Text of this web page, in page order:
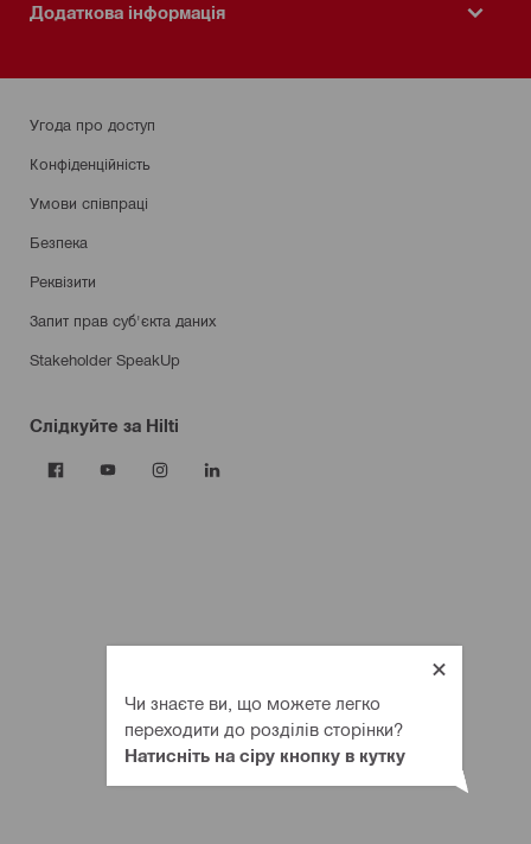
Чи знаєте ви, що можете легко
переходити до розділів сторінки?
Натисніть на сіру кнопку в кутку
Додаткова інформація
Угода про доступ
Конфіденційність
Умови співпраці
Безпека
Реквізити
Запит прав суб'єкта даних
Stakeholder SpeakUp
Слідкуйте за Hilti
Вимірювальні інструменти та сканери
Протипожежні та вогнестійкі рішення
Системи модульних опор
Монтажні системи для фасадів
Будівельна хімія